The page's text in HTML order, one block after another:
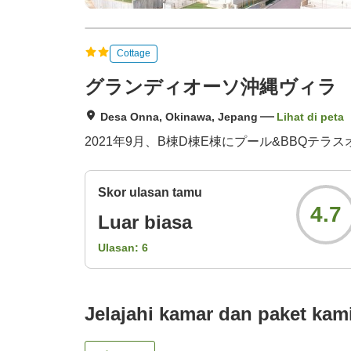
Cottage
グランディオーソ沖縄ヴィラ
Desa Onna, Okinawa, Jepang Lihat di peta
2021年9月、B棟D棟E棟にプール&BBQテラス
Skor ulasan tamu
Luar biasa
Ulasan: 6
4.7
Jelajahi kamar dan paket